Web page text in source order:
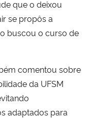
que o deixou
se propôs a
buscou o curso de
comentou sobre
da UFSM
adaptados para